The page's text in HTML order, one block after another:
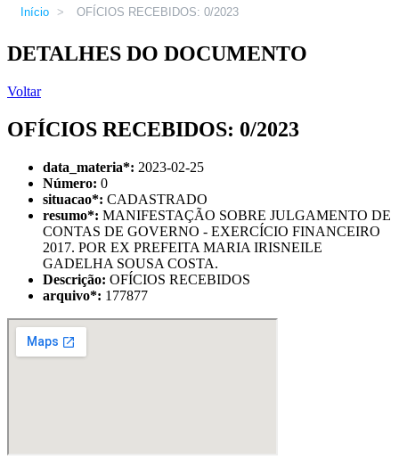
Início > OFÍCIOS RECEBIDOS: 0/2023
DETALHES DO DOCUMENTO
Voltar
OFÍCIOS RECEBIDOS: 0/2023
data_materia*: 2023-02-25
Número: 0
situacao*: CADASTRADO
resumo*: MANIFESTAÇÃO SOBRE JULGAMENTO DE
CONTAS DE GOVERNO - EXERCÍCIO FINANCEIRO
2017. POR EX PREFEITA MARIA IRISNEILE
GADELHA SOUSA COSTA.
Descrição: OFÍCIOS RECEBIDOS
arquivo*: 177877